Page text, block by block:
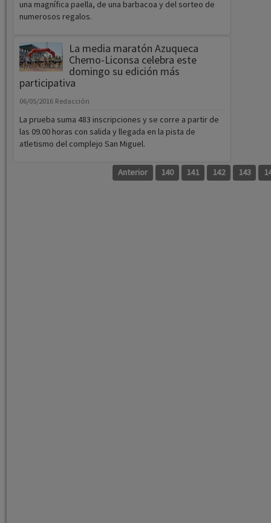
una magnífica paella, de una barbacoa y del sorteo de
numerosos regalos.
La media maratón Azuqueca
Chemo-Liconsa celebra este
domingo su edición más
participativa
06/05/2016 Redacción
La prueba suma 483 inscripciones y se corre a partir de
las 09.00 horas con salida y llegada en la pista de
atletismo del complejo San Miguel.
Anterior 140 141 142 143